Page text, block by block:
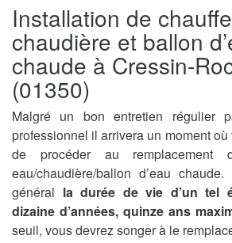
Installation de
chaudière et ballon
chaude à Cressin-
(01350)
Malgré un bon entretien régulier
professionnel il arrivera un moment
de procéder au remplacement
eau/chaudière/ballon d’eau
général la durée de vie d’un tel
dizaine d’années, quinze ans
seuil, vous devrez songer à le